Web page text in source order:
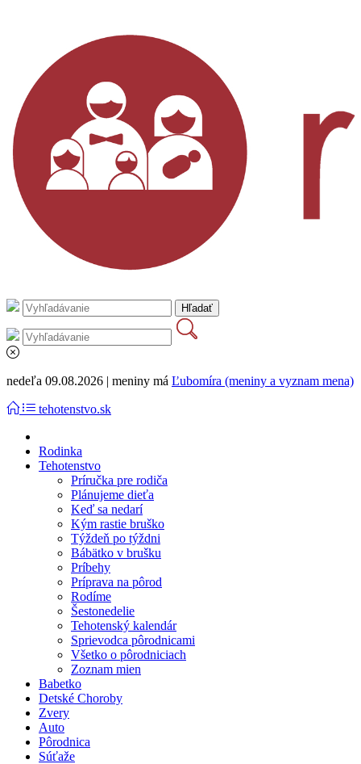
nedeľa 09.08.2026 | meniny má Ľubomíra (meniny a vyznam mena)
tehotenstvo.sk
Rodinka
Tehotenstvo
Príručka pre rodiča
Plánujeme dieťa
Keď sa nedarí
Kým rastie bruško
Týždeň po týždni
Bábätko v brušku
Príbehy
Príprava na pôrod
Rodíme
Šestonedelie
Tehotenský kalendár
Sprievodca pôrodnicami
Všetko o pôrodniciach
Zoznam mien
Babetko
Detské Choroby
Zvery
Auto
Pôrodnica
Súťaže